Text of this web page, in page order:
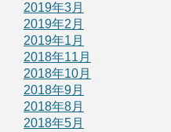
2019年3月
2019年2月
2019年1月
2018年11月
2018年10月
2018年9月
2018年8月
2018年5月